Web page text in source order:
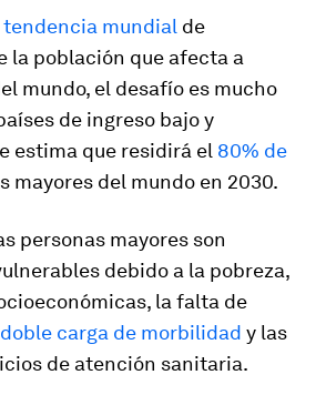
tendencia mundial de
la población que afecta a
mundo, el desafío es mucho
de ingreso bajo y
estima que residirá el 80% de
mayores del mundo en 2030.
personas mayores son
debido a la pobreza,
la falta de
doble carga de morbilidad y las
de atención sanitaria.